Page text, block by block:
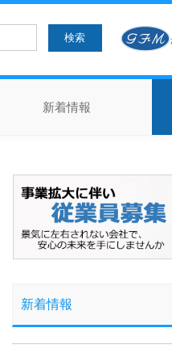
新着情報
新着情報